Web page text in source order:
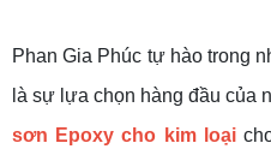
Phan Gia Phúc tự hào trong
là sự lựa chọn hàng đầu của
sơn Epoxy cho kim loại